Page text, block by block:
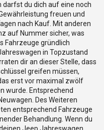
darfst du dich auf eine noch
freuen und
nach Kauf. Mit anderen
auf Nummer sicher, was
Fahrzeuge gründlich
in Topzustand
dir an dieser Stelle, dass
greifen müssen,
erst vor maximal zwölf
wurde. Entsprechend
Des Weiteren
entsprechend Fahrzeuge
Behandlung. Wenn du